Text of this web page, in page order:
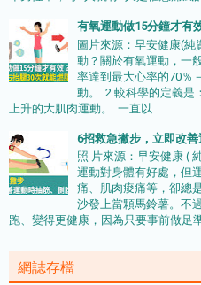
有氧運動做15分鐘才有
圖片來源：早安健康(
動？關於有氧運動，一
率達到最大心率的70％
動。 2.較科學的定義是
上升的大肌肉運動。 一直以...
6招救急撇步，立即改
照 片來源：早安健康 (
運動對身體有好處，但
痛、肌肉痠痛等，卻總
沙發上當顆馬鈴薯。不
跑、變得更健康，因為只要事前做足
網誌存檔